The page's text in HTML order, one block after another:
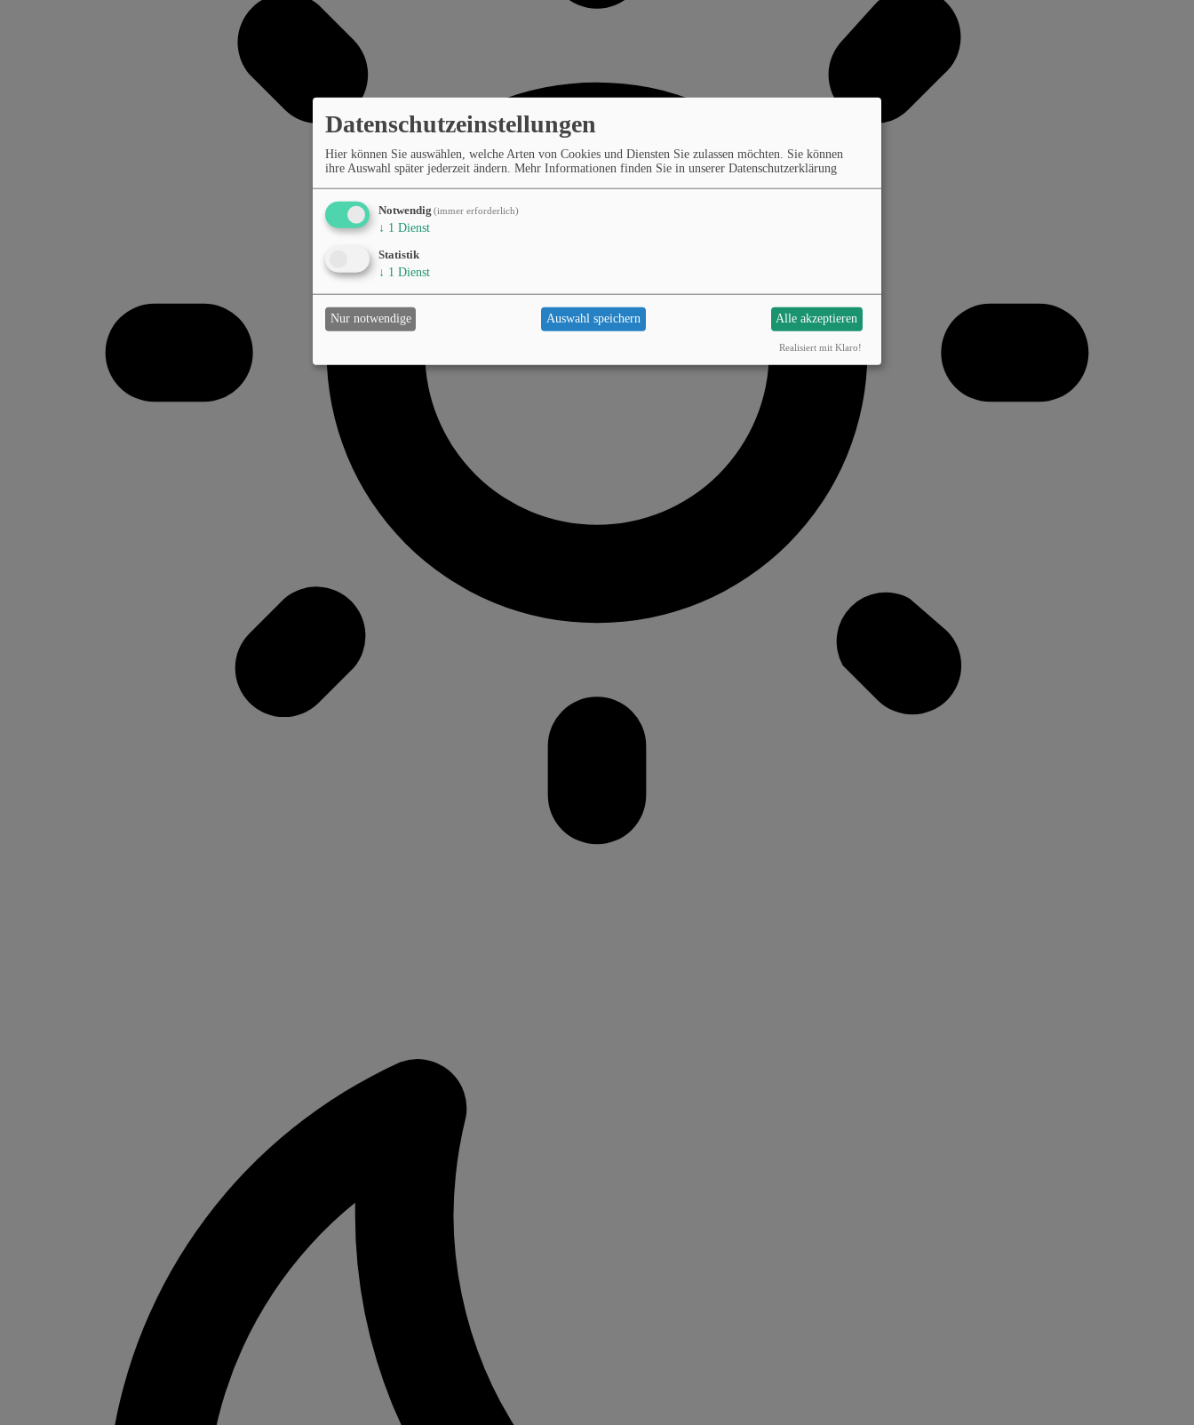
Datenschutzeinstellungen
Hier können Sie auswählen, welche Arten von Cookies und Diensten Sie zulassen möchten. Sie können
ihre Auswahl später jederzeit ändern. Mehr Informationen finden Sie in unserer Datenschutzerklärung
Notwendig (immer erforderlich)
↓ 1 Dienst
Statistik
↓ 1 Dienst
Nur notwendige Auswahl speichern Alle akzeptieren
Realisiert mit Klaro!